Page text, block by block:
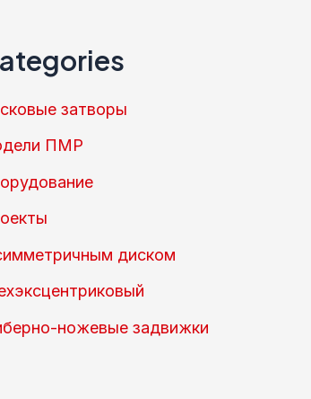
затворы
ПМР
диском
ножевые задвижки